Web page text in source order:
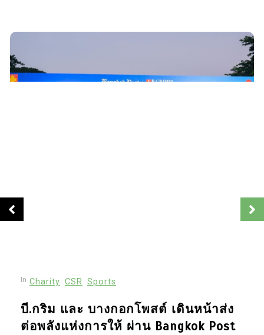
In Charity CSR Sports
บี.กริม และ บางกอกโพสต์ เดินหน้าส่ง
ต่อพลังแห่งการให้ ผ่าน Bangkok Post